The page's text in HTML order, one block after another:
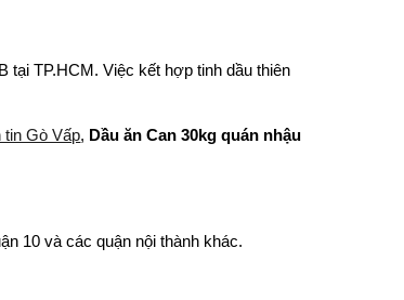
tại TP.HCM. Việc kết hợp tinh dầu thiên
tin Gò Vấp, Dầu ăn Can 30kg quán nhậu
10 và các quận nội thành khác.